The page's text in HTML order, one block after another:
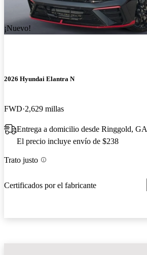
¡Nuevo!
2026 Hyundai Elantra N
FWD 2,629 millas
Entrega a domicilio desde Ringgold, GA
El precio incluye envío de $238
Trato justo
Certificados por el fabricante